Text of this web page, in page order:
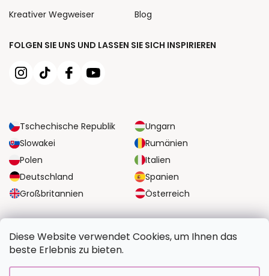
Diese Website verwendet Cookies, um Ihnen das
beste Erlebnis zu bieten.
FOLGEN SIE UNS UND LASSEN SIE SICH INSPIRIEREN
Tschechische Republik
Ungarn
Slowakei
Rumänien
Polen
Italien
Deutschland
Spanien
Großbritannien
Österreich
Kreativer Wegweiser
Blog
SICHERE ZAHLUNGSOPTIONEN